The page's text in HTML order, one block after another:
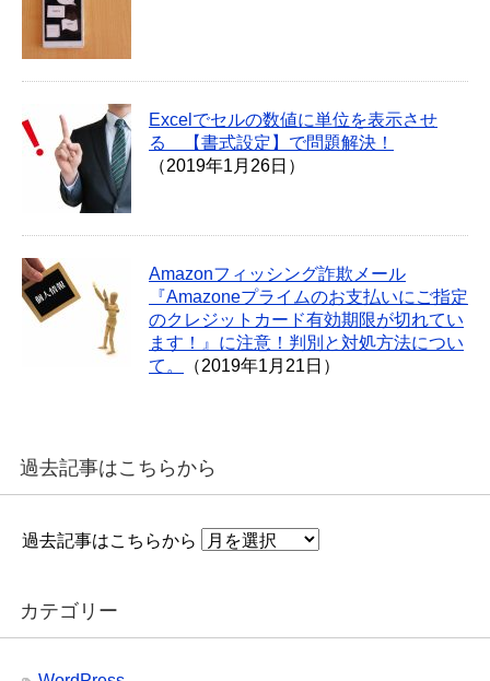
Excelでセルの数値に単位を表示させ
る 【書式設定】で問題解決！
（2019年1月26日）
Amazonフィッシング詐欺メール
『Amazoneプライムのお支払いにご指定
のクレジットカード有効期限が切れてい
ます！』に注意！判別と対処方法につい
て。
（2019年1月21日）
過去記事はこちらから
過去記事はこちらから
カテゴリー